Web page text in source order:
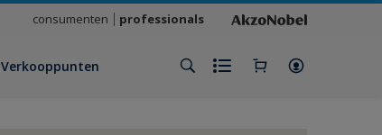
consumenten professionals
Verkooppunten